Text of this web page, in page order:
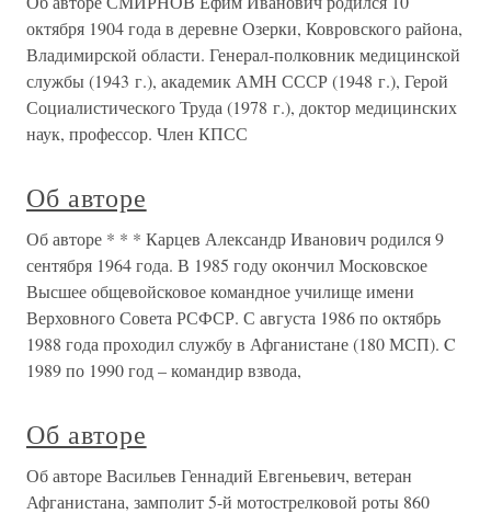
октября 1904 года в деревне Озерки, Ковровского района,
Владимирской области. Генерал-полковник медицинской
службы (1943 г.), академик АМН СССР (1948 г.), Герой
Социалистического Труда (1978 г.), доктор медицинских
наук, профессор. Член КПСС
Об авторе
Об авторе * * * Карцев Александр Иванович родился 9
сентября 1964 года. В 1985 году окончил Московское
Высшее общевойсковое командное училище имени
Верховного Совета РСФСР. С августа 1986 по октябрь
1988 года проходил службу в Афганистане (180 МСП). C
1989 по 1990 год – командир взвода,
Об авторе
Об авторе Васильев Геннадий Евгеньевич, ветеран
Афганистана, замполит 5-й мотострелковой роты 860